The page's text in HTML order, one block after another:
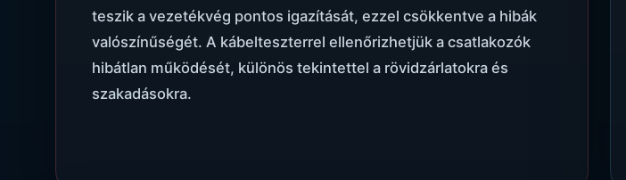
teszik a vezetékvég pontos igazítását, ezzel csökkentve a hibák
valószínűségét. A kábelteszterrel ellenőrizhetjük a csatlakozók
hibátlan működését, különös tekintettel a rövidzárlatokra és
szakadásokra.